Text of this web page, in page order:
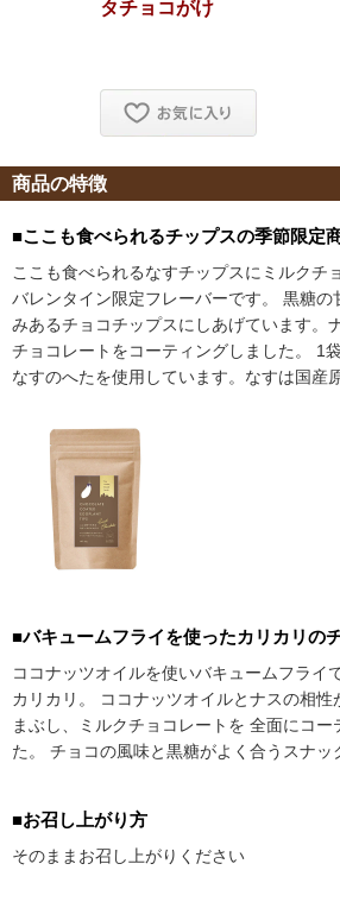
商品の特徴
■ここも食べられるチップスの季節限定
ここも食べられるなすチップスにミルクチ
バレンタイン限定フレーバーです。 黒糖
みあるチョコチップスにしあげています。
チョコレートをコーティングしました。 1
なすのへたを使用しています。なすは国産
■バキュームフライを使ったカリカリの
ココナッツオイルを使いバキュームフライ
カリカリ。 ココナッツオイルとナスの相性
まぶし、ミルクチョコレートを 全面にコー
た。 チョコの風味と黒糖がよく合うスナッ
■お召し上がり方
そのままお召し上がりください